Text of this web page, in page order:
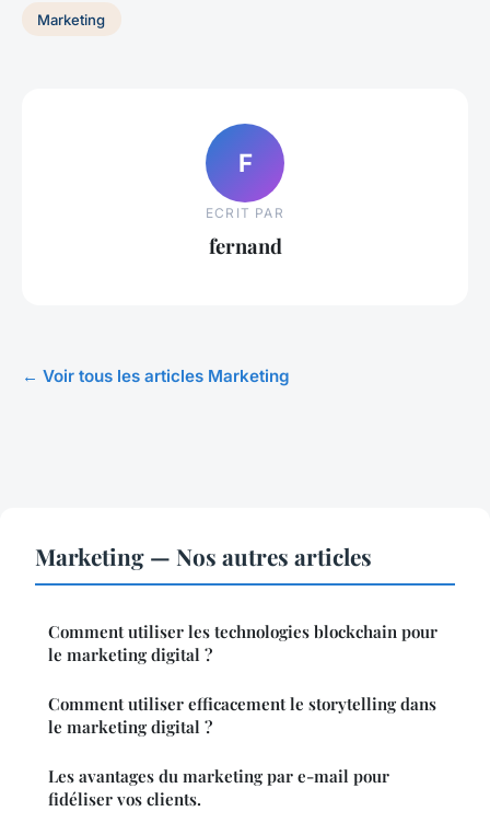
Marketing
F
ECRIT PAR
fernand
← Voir tous les articles Marketing
Marketing — Nos autres articles
Comment utiliser les technologies blockchain pour
le marketing digital ?
Comment utiliser efficacement le storytelling dans
le marketing digital ?
Les avantages du marketing par e-mail pour
fidéliser vos clients.